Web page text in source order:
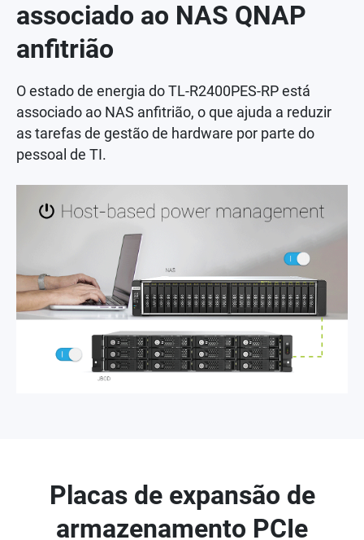
associado ao NAS QNAP
anfitrião
O estado de energia do TL-R2400PES-RP está
associado ao NAS anfitrião, o que ajuda a reduzir
as tarefas de gestão de hardware por parte do
pessoal de TI.
Placas de expansão de
armazenamento PCIe